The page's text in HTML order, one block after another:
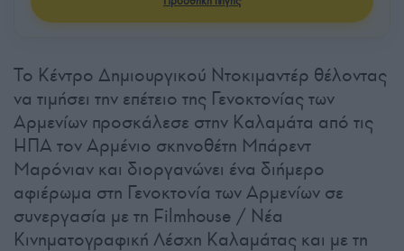
Το Κέντρο Δημιουργικού Ντοκιμαντέρ θέλοντας
να τιμήσει την επέτειο της Γενοκτονίας των
Αρμενίων προσκάλεσε στην Καλαμάτα από τις
ΗΠΑ τον Αρμένιο σκηνοθέτη Μπάρεντ
Μαρόνιαν και διοργανώνει ένα διήμερο
αφιέρωμα στη Γενοκτονία των Αρμενίων σε
συνεργασία με τη Filmhouse / Νέα
Κινηματογραφική Λέσχη Καλαμάτας και με τη